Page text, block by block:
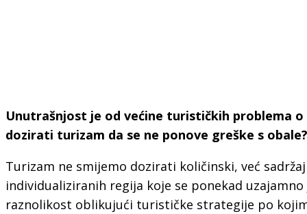
Unutrašnjost je od većine turističkih problema
dozirati turizam da se ne ponove greške s obale?
Turizam ne smijemo dozirati količinski, već
individualiziranih regija koje se ponekad
raznolikost oblikujući turističke strategije po